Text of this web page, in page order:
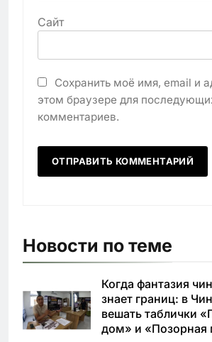
Сайт
Сохранить моё имя, email и
этом браузере для
комментариев.
Новости по теме
Когда фантазия
знает границ: в
вешать таблички
дом» и «Позорная